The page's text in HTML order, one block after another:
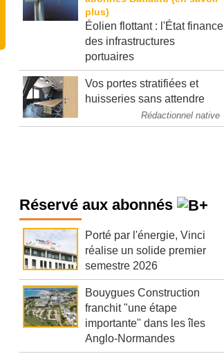
Éolien flottant : l'État finance
des infrastructures
portuaires
Vos portes stratifiées et
huisseries sans attendre
Rédactionnel native
Réservé aux abonnés
Porté par l'énergie, Vinci
réalise un solide premier
semestre 2026
Bouygues Construction
franchit "une étape
importante" dans les îles
Anglo-Normandes